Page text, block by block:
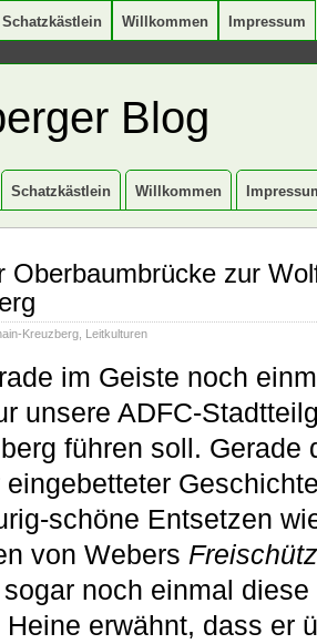
Schatzkästlein Willkommen Impressum
Blog
Schatzkästlein Willkommen
Oberbaumbrücke zur
Kreuzberg Leitkulturen
im Geiste noch
unsere ADFC-
führen soll. Gerade
schöne Entsetzen
von Webers Freischütz
noch einmal
erwähnt, dass er